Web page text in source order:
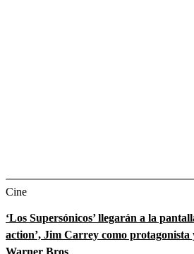
Cine
‘Los Supersónicos’ llegarán a la
action’, Jim Carrey como